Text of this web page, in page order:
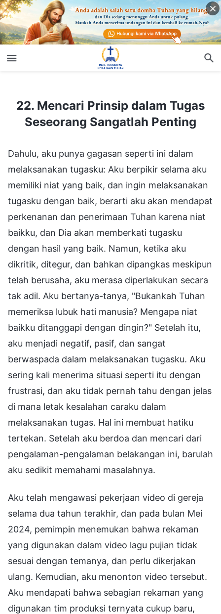
22. Mencari Prinsip dalam Tugas
Seseorang Sangatlah Penting
Dahulu, aku punya gagasan seperti ini dalam
melaksanakan tugasku: Aku berpikir selama aku
memiliki niat yang baik, dan ingin melaksanakan
tugasku dengan baik, berarti aku akan mendapat
perkenanan dan penerimaan Tuhan karena niat
baikku, dan Dia akan memberkati tugasku
dengan hasil yang baik. Namun, ketika aku
dikritik, ditegur, dan bahkan dipangkas meskipun
telah berusaha, aku merasa diperlakukan secara
tak adil. Aku bertanya-tanya, "Bukankah Tuhan
memeriksa lubuk hati manusia? Mengapa niat
baikku ditanggapi dengan dingin?" Setelah itu,
aku menjadi negatif, pasif, dan sangat
berwaspada dalam melaksanakan tugasku. Aku
sering kali menerima situasi seperti itu dengan
frustrasi, dan aku tidak pernah tahu dengan jelas
di mana letak kesalahan caraku dalam
melaksanakan tugas. Hal ini membuat hatiku
tertekan. Setelah aku berdoa dan mencari dari
pengalaman-pengalaman belakangan ini, barulah
aku sedikit memahami masalahnya.
Aku telah mengawasi pekerjaan video di gereja
selama dua tahun terakhir, dan pada bulan Mei
2024, pemimpin menemukan bahwa rekaman
yang digunakan dalam video lagu pujian tidak
sesuai dengan temanya, dan perlu dikerjakan
ulang. Kemudian, aku menonton video tersebut.
Aku mendapati bahwa sebagian rekaman yang
digunakan tim produksi ternyata cukup baru,